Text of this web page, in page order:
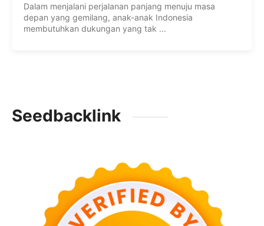
Dalam menjalani perjalanan panjang menuju masa
depan yang gemilang, anak-anak Indonesia
membutuhkan dukungan yang tak ...
Seedbacklink